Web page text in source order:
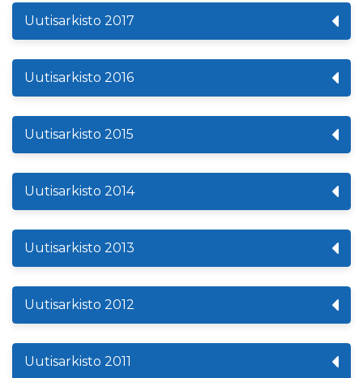
Uutisarkisto 2017
Uutisarkisto 2016
Uutisarkisto 2015
Uutisarkisto 2014
Uutisarkisto 2013
Uutisarkisto 2012
Uutisarkisto 2011